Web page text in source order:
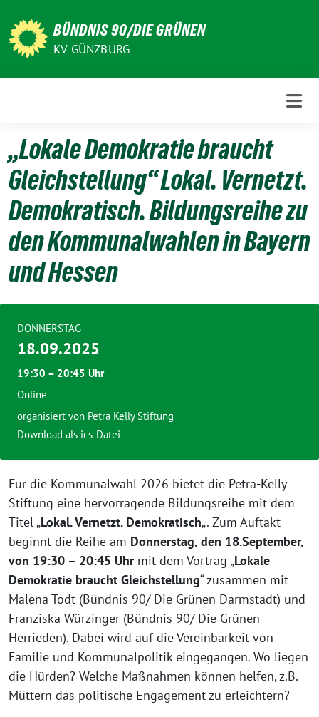
zum
Inhalt
BÜNDNIS 90/DIE GRÜNEN
KV GÜNZBURG
„Lokale Demokratie braucht
Gleichstellung“ Lokal. Vernetzt.
Demokratisch. Bildungsreihe zu
den Kommunalwahlen in Bayern
und Hessen
Für die Kommunalwahl 2026 bietet die Petra-Kelly
Stiftung eine hervorragende Bildungsreihe mit dem
Titel „Lokal. Vernetzt. Demokratisch„. Zum Auftakt
beginnt die Reihe am Donnerstag, den 18.September,
von 19:30 – 20:45 Uhrmit dem Vortrag „Lokale
Demokratie braucht Gleichstellung“ zusammen mit
Malena Todt (Bündnis 90/ Die Grünen Darmstadt) und
Franziska Würzinger (Bündnis 90/ Die Grünen
Herrieden). Dabei wird auf die Vereinbarkeit von
Familie und Kommunalpolitik eingegangen. Wo liegen
die Hürden? Welche Maßnahmen können helfen, z.B.
Müttern das politische Engagement zu erleichtern?
DONNERSTAG
18.09.2025
19:30 – 20:45 Uhr
Online
organisiert von Petra Kelly Stiftung
Download als ics-Datei